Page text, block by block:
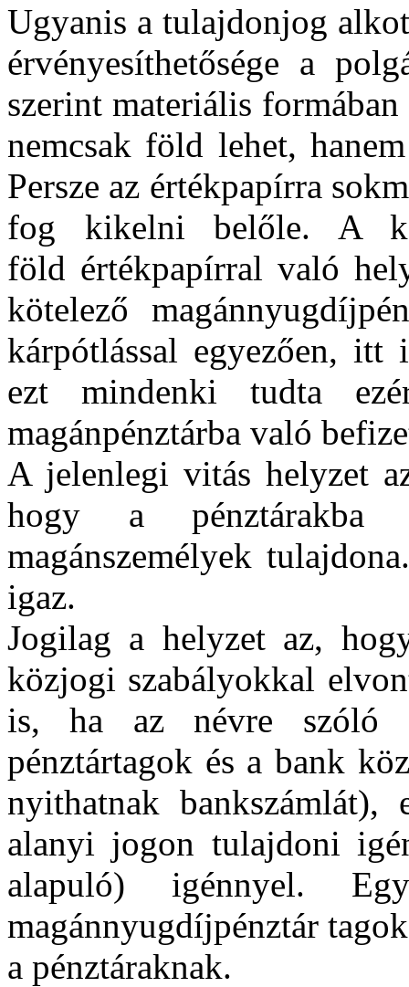
Ugyanis a tulajdonjog
érvényesíthetősége a
szerint materiális
nemcsak föld lehet,
Persze az értékpapírra
fog kikelni belőle. A
föld értékpapírral való
kötelező
kárpótlással egyezően, itt
ezt mindenki tudta
magánpénztárba való
A jelenlegi vitás helyzet
hogy a pénztárakba
magánszemélyek
igaz.
Jogilag a helyzet az,
közjogi szabályokkal
is, ha az névre szóló
pénztártagok és a bank
nyithatnak
alanyi jogon tulajdoni
alapuló) igénnyel.
magánnyugdíjpénztár
a pénztáraknak.